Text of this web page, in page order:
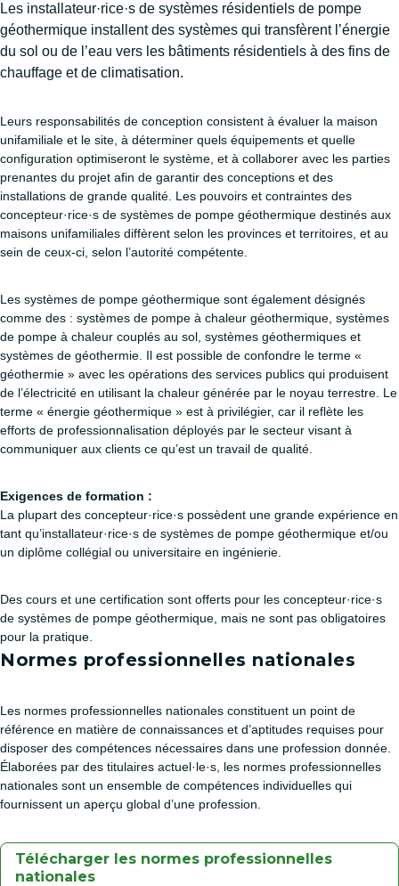
Les installateur·rice·s de systèmes résidentiels de pompe
géothermique installent des systèmes qui transfèrent l’énergie
du sol ou de l’eau vers les bâtiments résidentiels à des fins de
chauffage et de climatisation.
Leurs responsabilités de conception consistent à évaluer la maison
unifamiliale et le site, à déterminer quels équipements et quelle
configuration optimiseront le système, et à collaborer avec les parties
prenantes du projet afin de garantir des conceptions et des
installations de grande qualité. Les pouvoirs et contraintes des
concepteur·rice·s de systèmes de pompe géothermique destinés aux
maisons unifamiliales diffèrent selon les provinces et territoires, et au
sein de ceux-ci, selon l’autorité compétente.
Les systèmes de pompe géothermique sont également désignés
comme des : systèmes de pompe à chaleur géothermique, systèmes
de pompe à chaleur couplés au sol, systèmes géothermiques et
systèmes de géothermie. Il est possible de confondre le terme «
géothermie » avec les opérations des services publics qui produisent
de l’électricité en utilisant la chaleur générée par le noyau terrestre. Le
terme « énergie géothermique » est à privilégier, car il reflète les
efforts de professionnalisation déployés par le secteur visant à
communiquer aux clients ce qu’est un travail de qualité.
Exigences de formation :
La plupart des concepteur·rice·s possèdent une grande expérience en
tant qu’installateur·rice·s de systèmes de pompe géothermique et/ou
un diplôme collégial ou universitaire en ingénierie.
Des cours et une certification sont offerts pour les concepteur·rice·s
de systèmes de pompe géothermique, mais ne sont pas obligatoires
pour la pratique.
Normes professionnelles nationales
Les normes professionnelles nationales constituent un point de
référence en matière de connaissances et d’aptitudes requises pour
disposer des compétences nécessaires dans une profession donnée.
Élaborées par des titulaires actuel·le·s, les normes professionnelles
nationales sont un ensemble de compétences individuelles qui
fournissent un aperçu global d’une profession.
Télécharger les normes professionnelles
nationales